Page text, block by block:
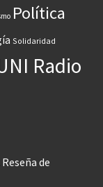
Política
Solidaridad
Radio
de